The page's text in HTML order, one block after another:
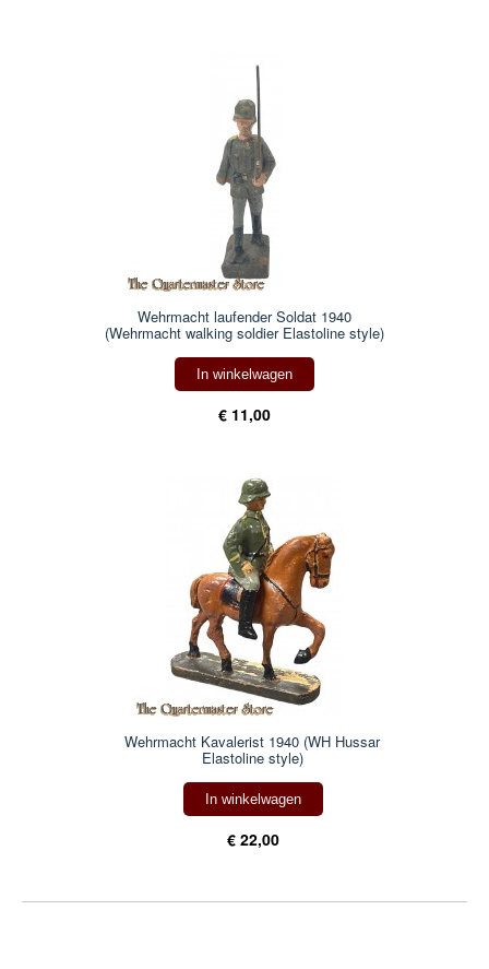
Wehrmacht laufender Soldat 1940
(Wehrmacht walking soldier Elastoline style)
In winkelwagen
€ 11,00
Wehrmacht Kavalerist 1940 (WH Hussar
Elastoline style)
In winkelwagen
€ 22,00